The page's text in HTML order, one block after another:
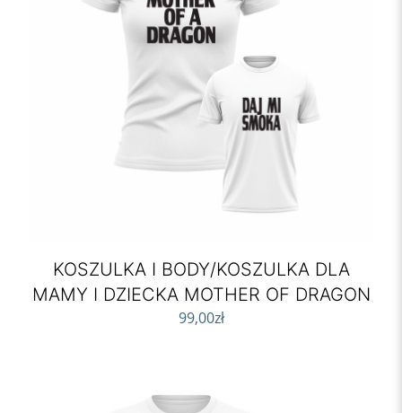
KOSZULKA I BODY/KOSZULKA DLA
MAMY I DZIECKA MOTHER OF DRAGON
99,00zł